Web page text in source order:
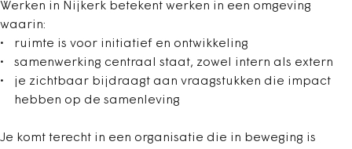
Werken in Nijkerk betekent werken in een omgeving
waarin:
ruimte is voor initiatief en ontwikkeling
samenwerking centraal staat, zowel intern als extern
je zichtbaar bijdraagt aan vraagstukken die impact
hebben op de samenleving
Je komt terecht in een organisatie die in beweging is